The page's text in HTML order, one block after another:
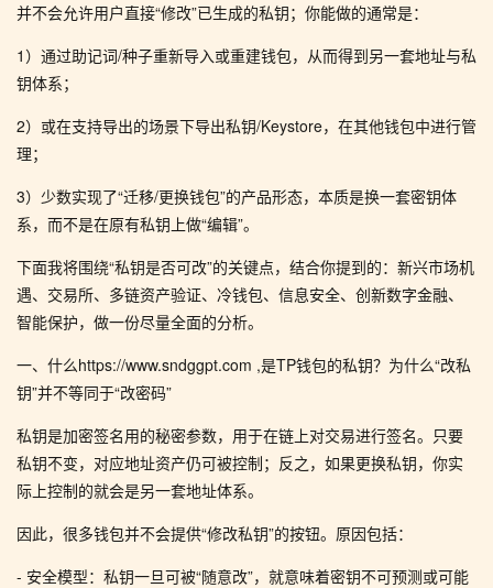
并不会允许用户直接“修改”已生成的私钥；你能做的通常是：
1）通过助记词/种子重新导入或重建钱包，从而得到另一套地址与私
钥体系；
2）或在支持导出的场景下导出私钥/Keystore，在其他钱包中进行管
理；
3）少数实现了“迁移/更换钱包”的产品形态，本质是换一套密钥体
系，而不是在原有私钥上做“编辑”。
下面我将围绕“私钥是否可改”的关键点，结合你提到的：新兴市场机
遇、交易所、多链资产验证、冷钱包、信息安全、创新数字金融、
智能保护，做一份尽量全面的分析。
一、什么https://www.sndggpt.com ,是TP钱包的私钥？为什么“改私
钥”并不等同于“改密码”
私钥是加密签名用的秘密参数，用于在链上对交易进行签名。只要
私钥不变，对应地址资产仍可被控制；反之，如果更换私钥，你实
际上控制的就会是另一套地址体系。
因此，很多钱包并不会提供“修改私钥”的按钮。原因包括：
- 安全模型：私钥一旦可被“随意改”，就意味着密钥不可预测或可能